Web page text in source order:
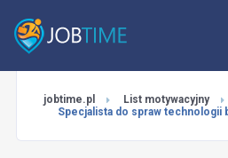
jobtime.pl List motywacyjny
Specjalista do spraw technologii